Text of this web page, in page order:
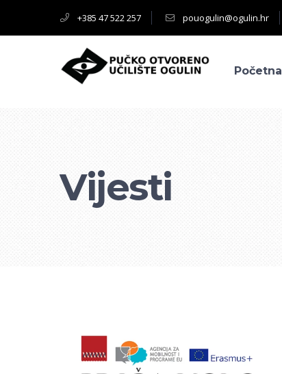
+385 47 522 257 pouogulin@ogulin.hr
Početna
Vijesti